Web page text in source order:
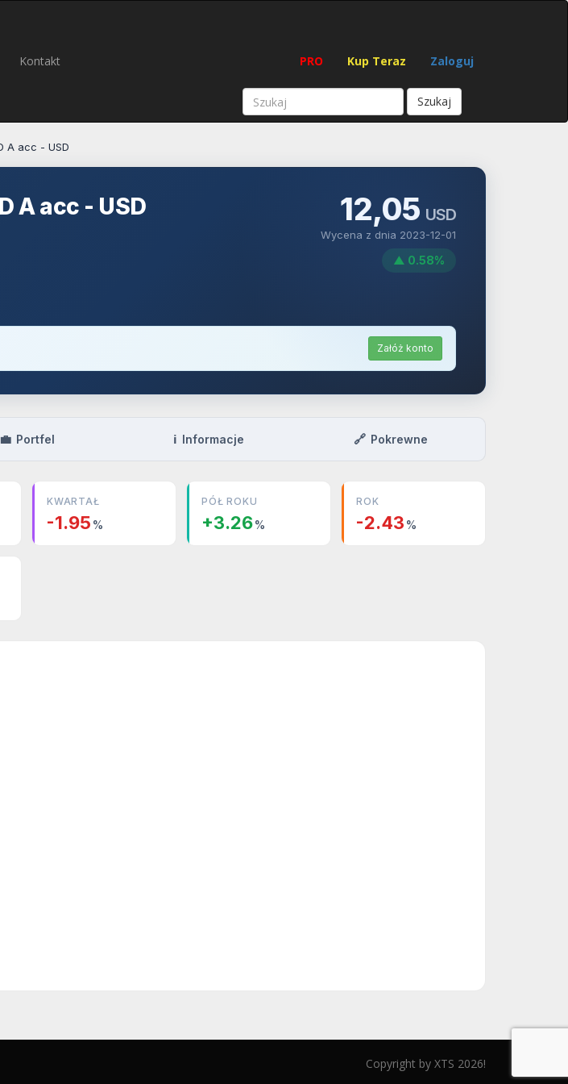
PRO Kup Teraz Zaloguj
Kontakt
Szukaj
A acc - USD
A acc - USD 12,05 USD
Wycena z dnia 2023-12-01
▲ 0.58%
Załóż konto
💼 Portfel ℹ️ Informacje 🔗 Pokrewne
KWARTAŁ
-1.95 %
PÓŁ ROKU
+3.26%
ROK
-2.43 %
Copyright by XTS 2026!